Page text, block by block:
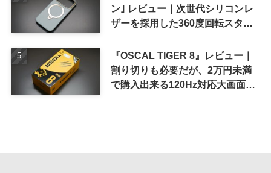
ン｣ レビュー｜次世代シリコンレ
ザーを採用した360度回転スタン
『OSCAL TIGER 8』レビュー｜
割り切りも必要だが、2万円未満
で購入出来る120Hz対応大画面ス